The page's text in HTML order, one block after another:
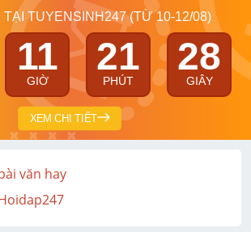
TẠI TUYENSINH247 (TỪ 10-12/08)
11
GIỜ
21
PHÚT
27
GIÂY
XEM CHI TIẾT
văn hay